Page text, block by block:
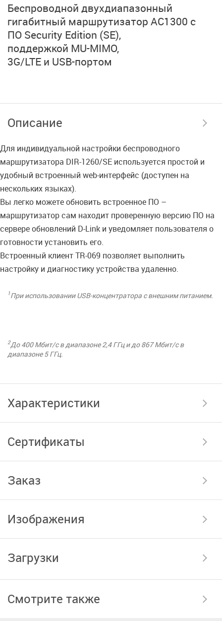
Беспроводной двухдиапазонный
гигабитный маршрутизатор AC1300 с
ПО Security Edition (SE),
поддержкой MU-MIMO,
3G/LTE и USB-портом
Описание
Для индивидуальной настройки беспроводного
маршрутизатора DIR-1260/SE используется простой и
удобный встроенный web-интерфейс (доступен на
нескольких языках).
Вы легко можете обновить встроенное ПО –
маршрутизатор сам находит проверенную версию ПО на
сервере обновлений D-Link и уведомляет пользователя о
готовности установить его.
Встроенный клиент TR-069 позволяет выполнить
настройку и диагностику устройства удаленно.
1При использовании USB-концентратора с внешним питанием.
2До 400 Мбит/с в диапазоне 2,4 ГГц и до 867 Мбит/с в
диапазоне 5 ГГц.
Характеристики
Сертификаты
Заказ
Изображения
Загрузки
Смотрите также